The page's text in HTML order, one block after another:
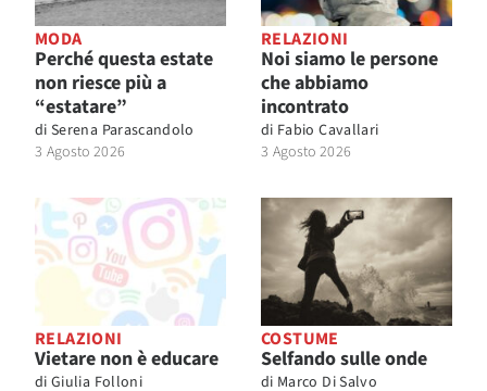
MODA
Perché questa estate
non riesce più a
“estatare”
di Serena Parascandolo
3 Agosto 2026
RELAZIONI
Noi siamo le persone
che abbiamo
incontrato
di Fabio Cavallari
3 Agosto 2026
RELAZIONI
Vietare non è educare
di Giulia Folloni
COSTUME
Selfando sulle onde
di Marco Di Salvo